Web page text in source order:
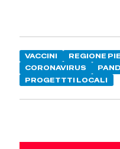
VACCINI REGIONE
CORONAVIRUS
PROGETTTI LOCALI